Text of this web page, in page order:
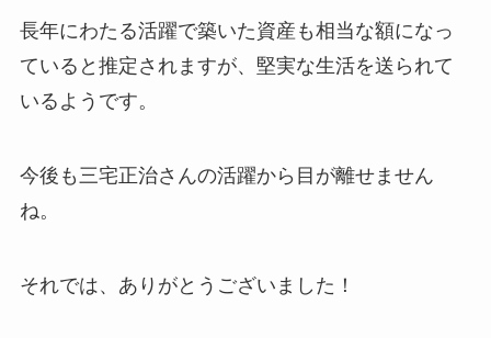
長年にわたる活躍で築いた資産も相当な額になっ
ていると推定されますが、堅実な生活を送られて
いるようです。
今後も三宅正治さんの活躍から目が離せません
ね。
それでは、ありがとうございました！